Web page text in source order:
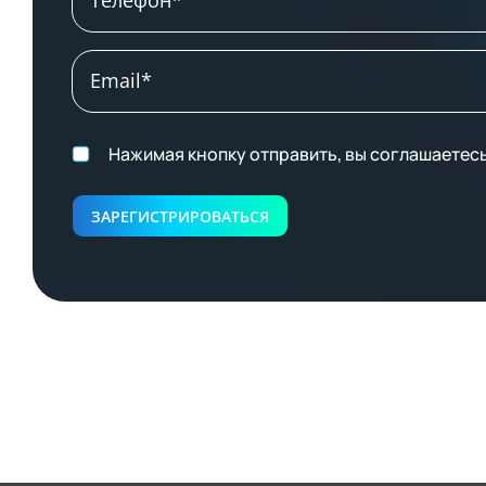
Нажимая кнопку отправить, вы
ЗАРЕГИСТРИРОВАТЬСЯ